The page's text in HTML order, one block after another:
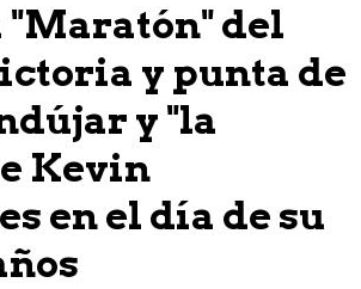
"Maratón" del
y punta de
y "la
Kevin
en el día de su